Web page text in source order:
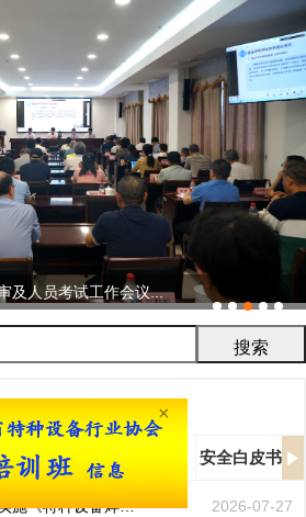
及人员考试工作会议...
通知公告 安全白皮书
市场监管总局办公厅关于实施《特种设备焊接操作人员考核... 2026-07-27
×